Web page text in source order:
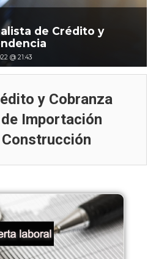
de Crédito y
@ 21:43
y Cobranza
Importación